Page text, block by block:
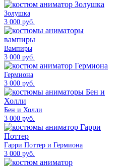
Золушка
3 000 руб.
Вампиры
3 000 руб.
Гермиона
3 000 руб.
Бен и Холли
3 000 руб.
Гарри Поттер и Гермиона
3 000 руб.